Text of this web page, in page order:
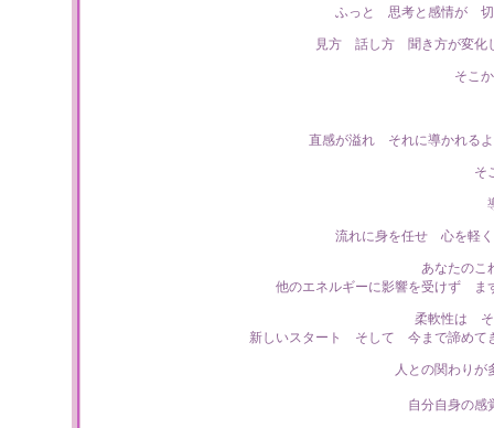
ふっと 思考と感情が 切
見方 話し方 聞き方が変化
そこ
直感が溢れ それに導かれる
そ
流れに身を任せ 心を軽く
あなたのこ
他のエネルギーに影響を受けず
柔軟性は そ
新しいスタート そして 今まで諦めて
人との関わり
自分自身の感